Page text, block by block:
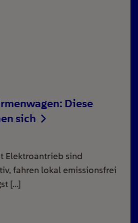
Diese
sich
Elektroantrieb sind
fahren lokal emissionsfrei
[…]